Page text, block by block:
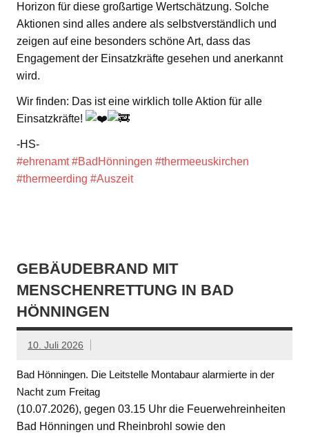
Horizon für diese großartige Wertschätzung. Solche
Aktionen sind alles andere als selbstverständlich und
zeigen auf eine besonders schöne Art, dass das
Engagement der Einsatzkräfte gesehen und anerkannt
wird.
Wir finden: Das ist eine wirklich tolle Aktion für alle
Einsatzkräfte!
-HS-
#ehrenamt #BadHönningen #thermeeuskirchen
#thermeerding #Auszeit
GEBÄUDEBRAND MIT
MENSCHENRETTUNG IN BAD
HÖNNINGEN
10. Juli 2026
Bad Hönningen. Die Leitstelle Montabaur alarmierte in der
Nacht zum Freitag
(10.07.2026), gegen 03.15 Uhr die Feuerwehreinheiten
Bad Hönningen und Rheinbrohl sowie den